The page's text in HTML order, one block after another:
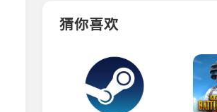
猜你喜欢